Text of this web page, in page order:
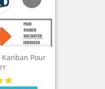
Pour